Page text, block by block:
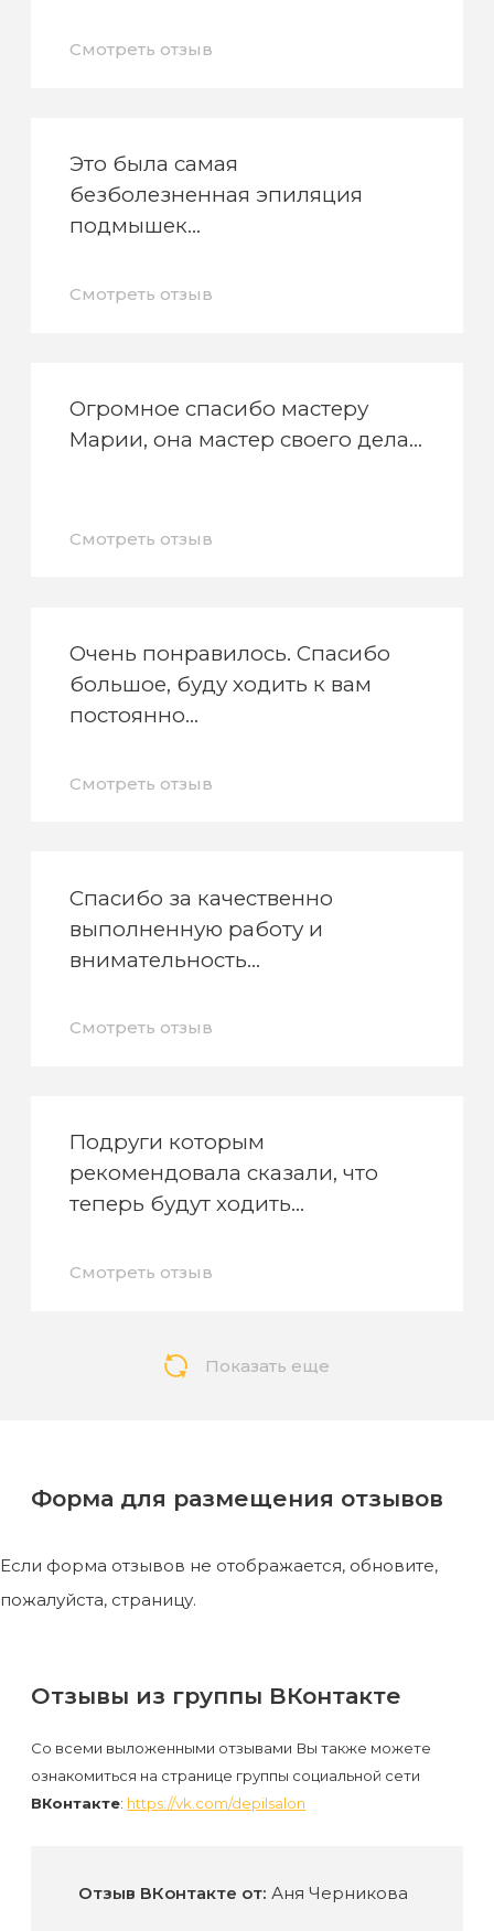
Смотреть отзыв
Это была самая
безболезненная эпиляция
подмышек
Смотреть отзыв
Огромное спасибо мастеру
Марии, она мастер своего дела
Смотреть отзыв
Очень понравилось. Спасибо
большое, буду ходить к вам
постоянно
Смотреть отзыв
Спасибо за качественно
выполненную работу и
внимательность
Смотреть отзыв
Подруги которым
рекомендовала сказали, что
теперь будут ходить
Смотреть отзыв
Показать еще
Форма для размещения отзывов
Если форма отзывов не отображается, обновите,
пожалуйста, страницу.
Отзывы из группы ВКонтакте
Со всеми выложенными отзывами Вы также можете
ознакомиться на странице группы социальной сети
ВКонтакте: https://vk.com/depilsalon
Отзыв ВКонтакте от: Аня Черникова